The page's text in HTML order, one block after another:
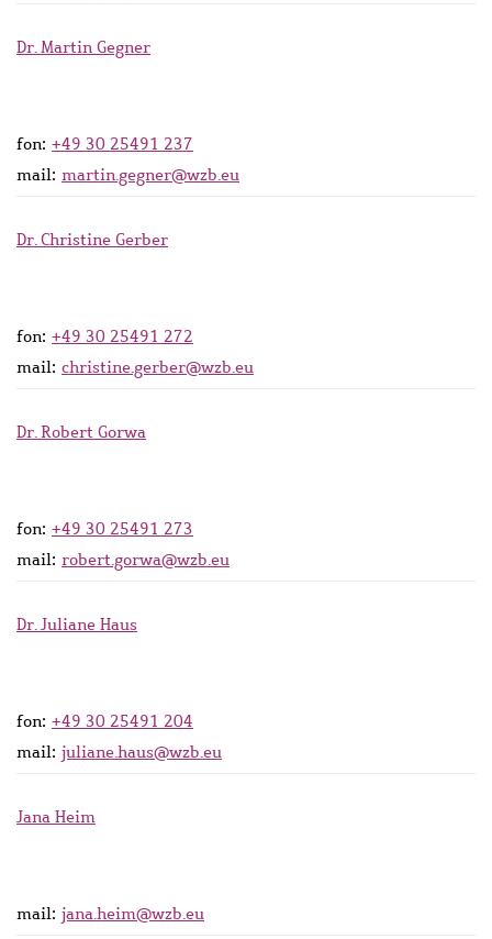
Dr. Martin Gegner
fon: +49 30 25491 237
mail: martin.gegner@wzb.eu
Dr. Christine Gerber
fon: +49 30 25491 272
mail: christine.gerber@wzb.eu
Dr. Robert Gorwa
fon: +49 30 25491 273
mail: robert.gorwa@wzb.eu
Dr. Juliane Haus
fon: +49 30 25491 204
mail: juliane.haus@wzb.eu
Jana Heim
mail: jana.heim@wzb.eu